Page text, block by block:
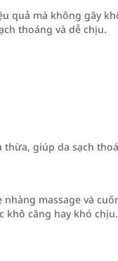
quả mà không gây
thoáng và dễ chịu.
thừa, giúp da sạch
massage và
khô căng hay khó